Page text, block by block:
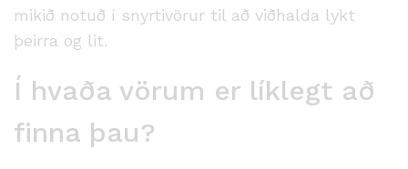
mikið notuð í snyrtivörur til að viðhalda lykt
þeirra og lit.
Í hvaða vörum er líklegt að
finna þau?